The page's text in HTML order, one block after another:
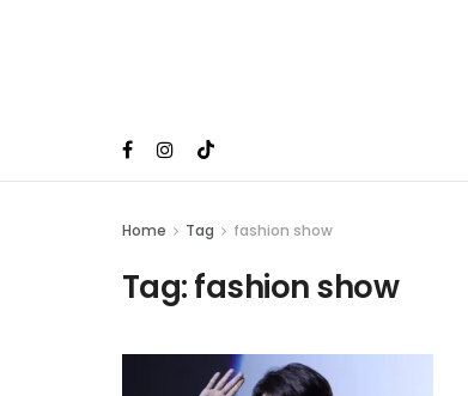
Home Tag fashion show
Tag:fashion show